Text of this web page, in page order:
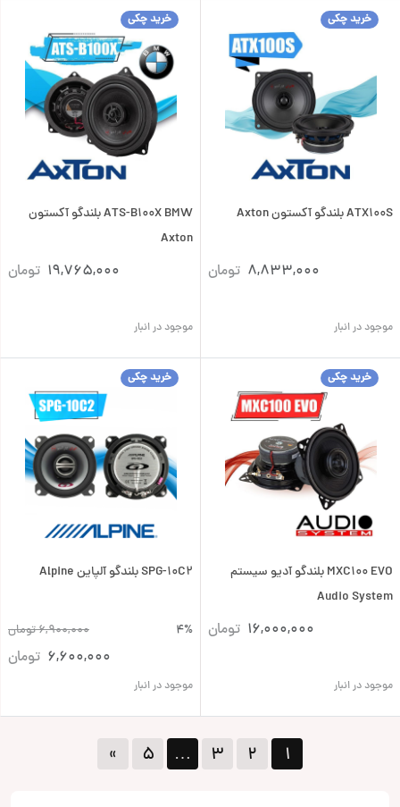
خرید چکی
ATX100S بلندگو آکستون Axton
8,833,000 تومان
موجود در انبار
خرید چکی
ATS-B100X BMW بلندگو آکستون
Axton
19,765,000 تومان
موجود در انبار
خرید چکی
MXC100 EVO بلندگو آدیو سیستم
Audio System
16,000,000 تومان
موجود در انبار
خرید چکی
SPG-10C2 بلندگو آلپاین Alpine
4%
6,900,000تومان
6,600,000 تومان
موجود در انبار
۱ ۲ ۳ … ۵ »